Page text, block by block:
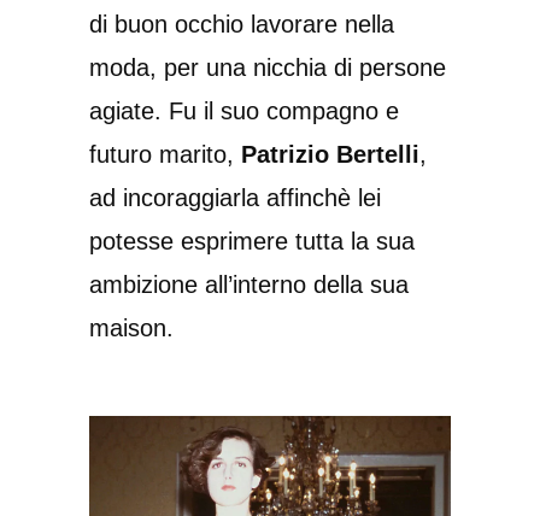
di buon occhio lavorare nella
moda, per una nicchia di persone
agiate. Fu il suo compagno e
futuro marito, Patrizio Bertelli,
ad incoraggiarla affinchè lei
potesse esprimere tutta la sua
ambizione all’interno della sua
maison.